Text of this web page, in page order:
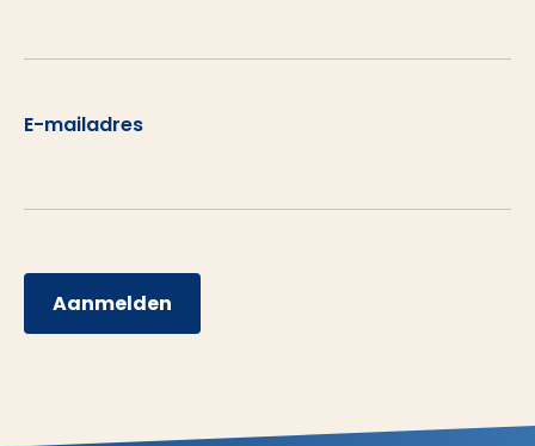
E-mailadres
Aanmelden